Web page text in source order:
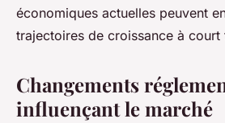
économiques actuelles peuvent
trajectoires de croissance à court
Changements
influençant le marché